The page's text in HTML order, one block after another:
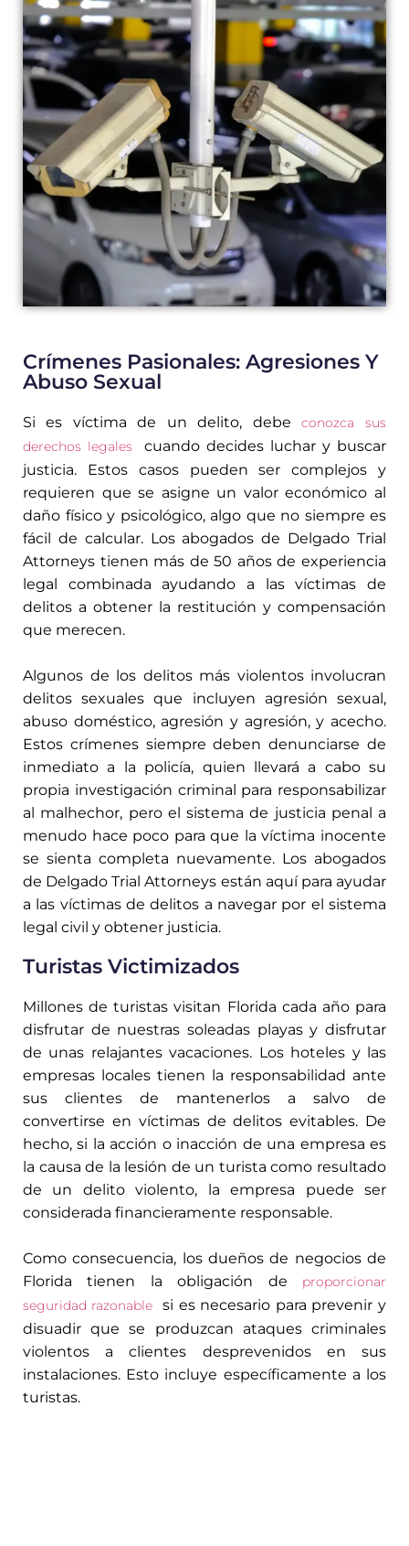
Crímenes Pasionales: Agresiones Y
Abuso Sexual
Si es víctima de un delito, debe conozca sus
derechos legales
cuando decides luchar y buscar
justicia. Estos casos pueden ser complejos y
requieren que se asigne un valor económico al
daño físico y psicológico, algo que no siempre es
fácil de calcular. Los abogados de Delgado Trial
Attorneys tienen más de 50 años de experiencia
legal combinada ayudando a las víctimas de
delitos a obtener la restitución y compensación
que merecen.
Algunos de los delitos más violentos involucran
delitos sexuales que incluyen agresión sexual,
abuso doméstico, agresión y agresión, y acecho.
Estos crímenes siempre deben denunciarse de
inmediato a la policía, quien llevará a cabo su
propia investigación criminal para responsabilizar
al malhechor, pero el sistema de justicia penal a
menudo hace poco para que la víctima inocente
se sienta completa nuevamente. Los abogados
de Delgado Trial Attorneys están aquí para ayudar
a las víctimas de delitos a navegar por el sistema
legal civil y obtener justicia.
Turistas Victimizados
Millones de turistas visitan Florida cada año para
disfrutar de nuestras soleadas playas y disfrutar
de unas relajantes vacaciones. Los hoteles y las
empresas locales tienen la responsabilidad ante
sus clientes de mantenerlos a salvo de
convertirse en víctimas de delitos evitables. De
hecho, si la acción o inacción de una empresa es
la causa de la lesión de un turista como resultado
de un delito violento, la empresa puede ser
considerada financieramente responsable.
Como consecuencia, los dueños de negocios de
Florida tienen la obligación de proporcionar
seguridad razonable si es necesario para prevenir y
disuadir que se produzcan ataques criminales
violentos a clientes desprevenidos en sus
instalaciones. Esto incluye específicamente a los
turistas.